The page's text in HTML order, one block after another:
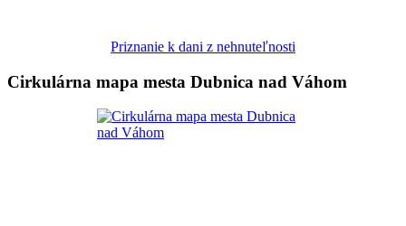
Priznanie k dani z nehnuteľnosti
Cirkulárna mapa mesta Dubnica nad Váhom